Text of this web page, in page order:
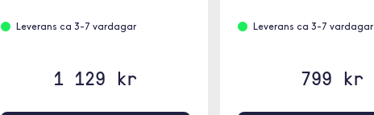
Leverans ca 3-7 vardagar
1 129 kr
Leverans ca 3-7 vardagar
799 kr